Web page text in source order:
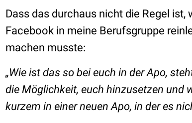
Dass das durchaus nicht die Regel
Facebook in meine Berufsgruppe
machen musste:
„Wie ist das so bei euch in der Apo,
die Möglichkeit, euch hinzusetzen und
kurzem in einer neuen Apo, in der es